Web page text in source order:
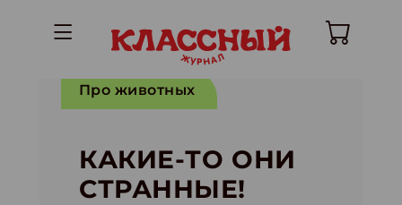
Про животных
КАКИЕ-ТО ОНИ
СТРАННЫЕ!